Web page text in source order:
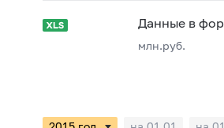
Данные в
млн.руб.